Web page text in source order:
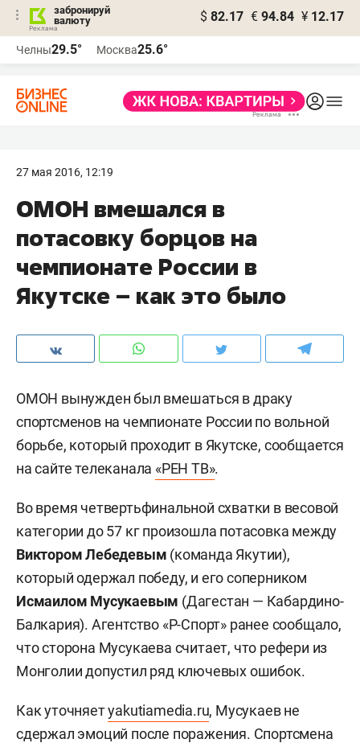
забронируй
валюту
$ 82.17 € 94.84 ¥ 12.17
Челны29.5° Москва25.6°
27 мая 2016, 12:19
ОМОН вмешался в
потасовку борцов на
чемпионате России в
Якутске – как это было
ОМОН вынужден был вмешаться в драку
спортсменов на чемпионате России по вольной
борьбе, который проходит в Якутске, сообщается
на сайте телеканала «РЕН ТВ».
Во время четвертьфинальной схватки в весовой
категории до 57 кг произошла потасовка между
Виктором Лебедевым (команда Якутии),
который одержал победу, и его соперником
Исмаилом Мусукаевым (Дагестан — Кабардино-
Балкария). Агентство «Р-Спорт» ранее сообщало,
что сторона Мусукаева считает, что рефери из
Монголии допустил ряд ключевых ошибок.
Как уточняетyakutiamedia.ru, Мусукаев не
сдержал эмоций после поражения. Спортсмена